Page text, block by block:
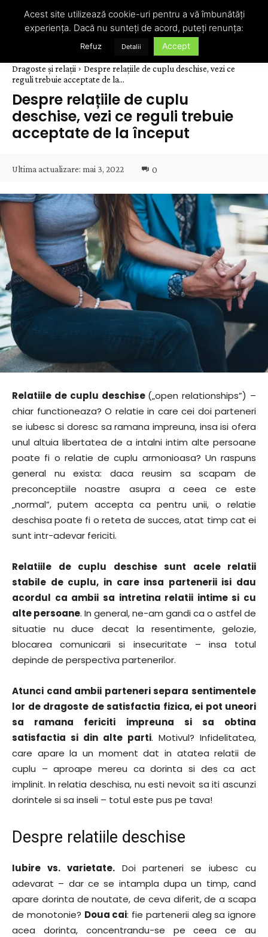
Dragoste și relații
Despre relațiile de cuplu deschise, vezi ce
reguli trebuie acceptate de la...
Despre relațiile de cuplu
deschise, vezi ce reguli trebuie
acceptate de la început
Ultima actualizare: mai 3, 2022 0
Relatiile de cuplu deschise („open relationships”) –
chiar functioneaza? O relatie in care cei doi parteneri
se iubesc si doresc sa ramana impreuna, insa isi ofera
unul altuia libertatea de a intalni intim alte persoane
poate fi o relatie de cuplu armonioasa? Un raspuns
general nu exista: daca reusim sa scapam de
preconceptiile noastre asupra a ceea ce este
„normal”, putem accepta ca pentru unii, o relatie
deschisa poate fi o reteta de succes, atat timp cat ei
sunt intr-adevar fericiti.
Relatiile de cuplu deschise sunt acele relatii
stabile de cuplu, in care insa partenerii isi dau
acordul ca ambii sa intretina relatii intime si cu
alte persoane. In general, ne-am gandi ca o astfel de
situatie nu duce decat la resentimente, gelozie,
blocarea comunicarii si insecuritate – insa totul
depinde de perspectiva partenerilor.
Atunci cand ambii parteneri separa sentimentele
lor de dragoste de satisfactia fizica, ei pot uneori
sa ramana fericiti impreuna si sa obtina
satisfactia si din alte parti. Motivul? Infidelitatea,
care apare la un moment dat in atatea relatii de
cuplu – aproape mereu ca dorinta si des ca act
implinit. In relatia deschisa, nu esti nevoit sa iti ascunzi
dorintele si sa inseli – totul este pus pe tava!
Despre relatiile deschise
Iubire vs. varietate.Doi parteneri se iubesc cu
adevarat – dar ce se intampla dupa un timp, cand
apare dorinta de noutate, de ceva diferit, de a scapa
de monotonie? Doua cai: fie partenerii aleg sa ignore
acea dorinta, concentrandu-se pe ceea ce au
Acest site utilizează cookie-uri pentru a vă îmbunătăți
experiența. Dacă nu sunteți de acord, puteți renunța:
Refuz Detalii Accept